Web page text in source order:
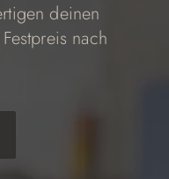
deinen
nach